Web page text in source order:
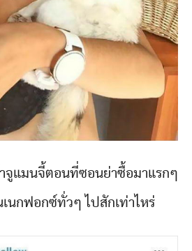
าจูแมนจี้ตอนที่ซอนย่าซื้อมาแรกๆ
เนกฟอกซ์ทั่วๆ ไปสักเท่าไหร่